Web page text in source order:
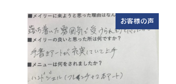
お客様の声